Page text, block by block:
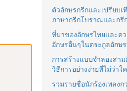
ตัวอักษรกรีกและเปรียบ
ภาษากรีกโบราณและกรี
ที่มาของอักษรไทยและค
อักษรอื่นๆในตระกูลอักษ
การสร้างแบบจำลองสา
วิธีการอย่างง่ายที่ไม่ว่า
รวมรายชื่อนักร้องเพลงก